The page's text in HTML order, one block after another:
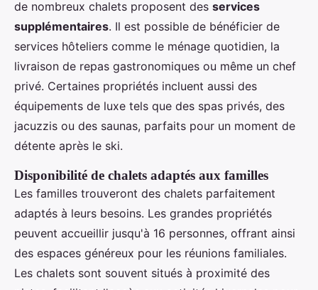
de nombreux chalets proposent des services
supplémentaires. Il est possible de bénéficier de
services hôteliers comme le ménage quotidien, la
livraison de repas gastronomiques ou même un chef
privé. Certaines propriétés incluent aussi des
équipements de luxe tels que des spas privés, des
jacuzzis ou des saunas, parfaits pour un moment de
détente après le ski.
Disponibilité de chalets adaptés aux familles
Les familles trouveront des chalets parfaitement
adaptés à leurs besoins. Les grandes propriétés
peuvent accueillir jusqu'à 16 personnes, offrant ainsi
des espaces généreux pour les réunions familiales.
Les chalets sont souvent situés à proximité des